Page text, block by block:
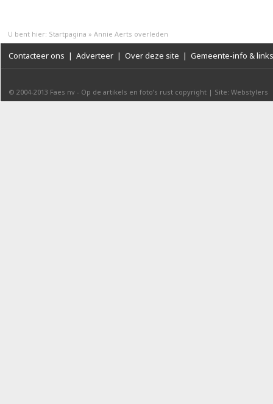
U bent hier: Startpagina » Annie Aerts overleden
Contacteer ons | Adverteer | Over deze site | Gemeente-info & links
© 2004-2013 Faes nv - Op de artikels en foto’s rust copyright | Site: Webstylers